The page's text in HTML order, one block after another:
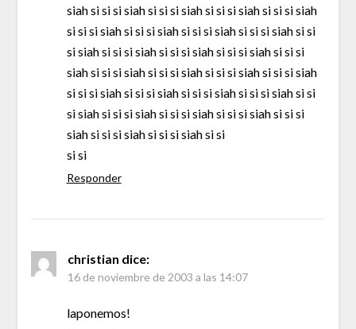
siah si si si siah si si si siah si si si siah si si si siah
si si si siah si si si siah si si si siah si si si siah si si
si siah si si si siah si si si siah si si si siah si si si
siah si si si siah si si si siah si si si siah si si si siah
si si si siah si si si siah si si si siah si si si siah si si
si siah si si si siah si si si siah si si si siah si si si
siah si si si siah si si si siah si si
si si
Responder
christian dice:
16 de noviembre de 2003 a las 14:07
laponemos!